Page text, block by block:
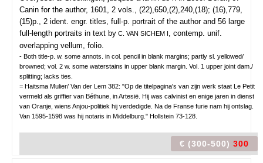
Canin for the author, 1601, 2 vols., (22),650,(2),240,(18); (16),779,
(15)p., 2 ident. engr. titles, full-p. portrait of the author and 56 large
full-length portraits in text by C. VAN SICHEM I, contemp. unif.
overlapping vellum, folio.
- Both title-p. w. some annots. in col. pencil in blank margins; partly sl. yellowed/
browned; vol. 2 w. some waterstains in upper blank margin. Vol. 1 upper joint dam./
splitting; lacks ties.
= Haitsma Mulier/ Van der Lem 382: "Op de titelpagina's van zijn werk staat Le Petit
vermeld als griffier van Béthune, in Artesië. Hij was calvinist en enige jaren in dienst
van Oranje, wiens Anjou-politiek hij verdedigde. Na de Franse furie nam hij ontslag.
Van 1595-1598 was hij notaris in Middelburg." Hollstein 73-128.
€ (300-500) 300